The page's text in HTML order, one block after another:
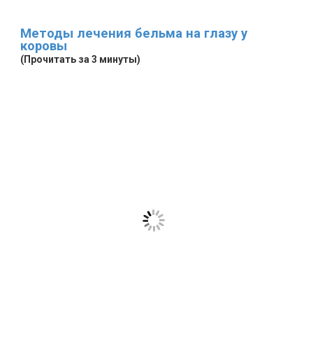
Методы лечения бельма на глазу у
коровы
(Прочитать за 3 минуты)